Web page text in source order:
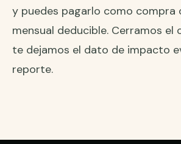
y puedes pagarlo como compra
mensual deducible. Cerramos el
te dejamos el dato de impacto
reporte.